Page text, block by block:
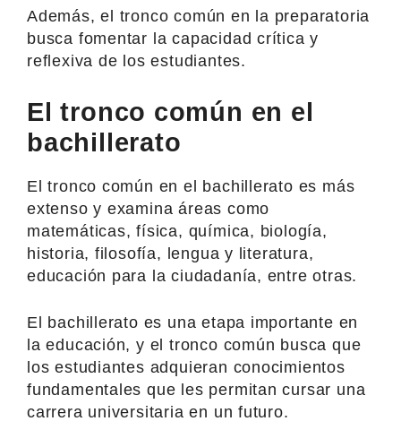
Además, el tronco común en la preparatoria
busca fomentar la capacidad crítica y
reflexiva de los estudiantes.
El tronco común en el
bachillerato
El tronco común en el bachillerato es más
extenso y examina áreas como
matemáticas, física, química, biología,
historia, filosofía, lengua y literatura,
educación para la ciudadanía, entre otras.
El bachillerato es una etapa importante en
la educación, y el tronco común busca que
los estudiantes adquieran conocimientos
fundamentales que les permitan cursar una
carrera universitaria en un futuro.